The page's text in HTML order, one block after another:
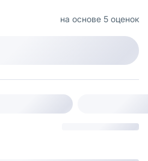
на основе 5 оценок